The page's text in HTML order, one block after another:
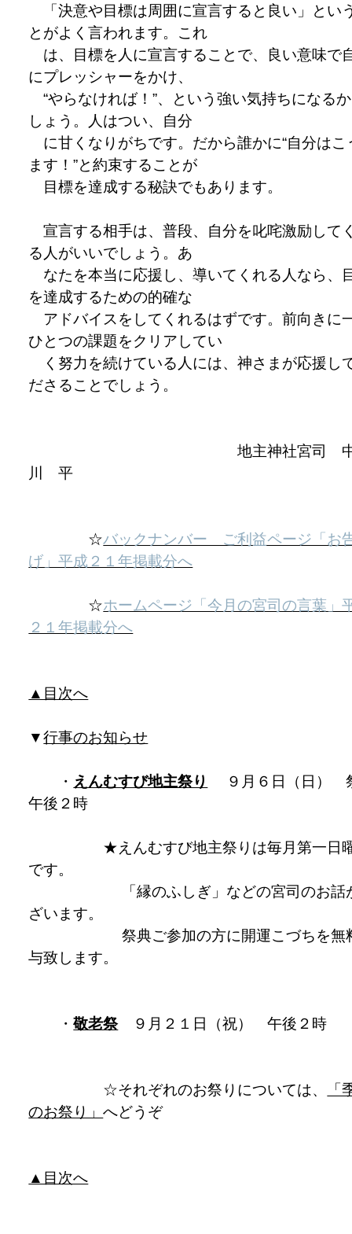
「決意や目標は周囲に宣言すると良い」とい
とがよく言われます。これ
は、目標を人に宣言することで、良い意味で
にプレッシャーをかけ、
“やらなければ！”、という強い気持ちになる
しょう。人はつい、自分
に甘くなりがちです。だから誰かに“自分はこ
ます！”と約束することが
目標を達成する秘訣でもあります。
宣言する相手は、普段、自分を叱咤激励して
る人がいいでしょう。あ
なたを本当に応援し、導いてくれる人なら、
を達成するための的確な
アドバイスをしてくれるはずです。前向きに
ひとつの課題をクリアしてい
く努力を続けている人には、神さまが応援し
ださることでしょう。
地主神社宮司
川 平
☆バックナンバー ご利益ページ「お
げ」平成２１年掲載分へ
☆ホームページ「今月の宮司の言葉」
２１年掲載分へ
▲目次へ
▼行事のお知らせ
・ えんむすび地主祭り
９月６日（日）
午後２時
★えんむすび地主祭りは毎月第一日
です。
「縁のふしぎ」などの宮司のお話
ざいます。
祭典ご参加の方に開運こづちを無
与致します。
・敬老祭９月２１日（祝） 午後２時
☆それぞれのお祭りについては、
「
のお祭り」へどうぞ
▲目次へ